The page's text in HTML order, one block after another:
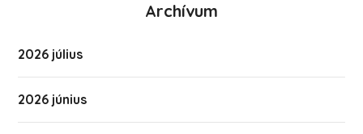
Archívum
2026 július
2026 június